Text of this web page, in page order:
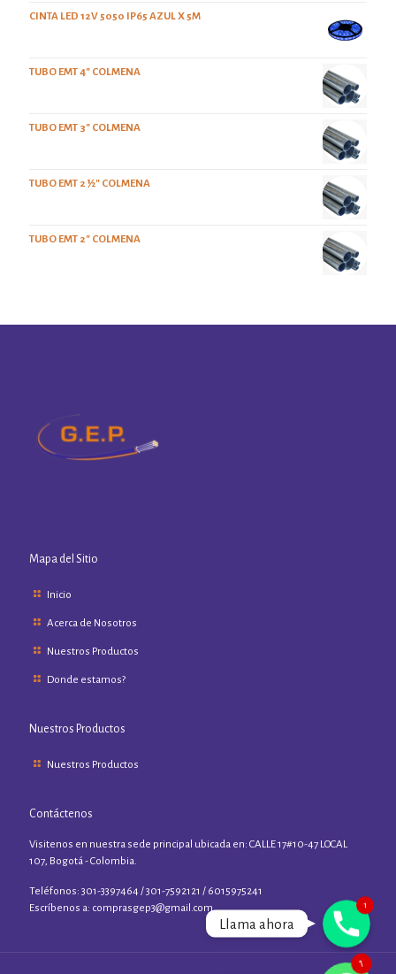
CINTA LED 12V 5050 IP65 AZUL X 5M
TUBO EMT 4" COLMENA
TUBO EMT 3" COLMENA
TUBO EMT 2 ½" COLMENA
TUBO EMT 2" COLMENA
Mapa del Sitio
Inicio
Acerca de Nosotros
Nuestros Productos
Donde estamos?
Nuestros Productos
Nuestros Productos
Contáctenos
Visitenos en nuestra sede principal ubicada en: CALLE 17#10-47 LOCAL
107, Bogotá - Colombia.
Teléfonos: 301-3397464 / 301-7592121 / 6015975241
Escríbenos a: comprasgep3@gmail.com
WhatsApp
Phone
Llama ahora